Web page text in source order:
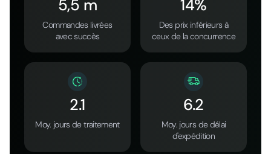
5,5 m
Commandes livrées
avec succès
14%
Des prix inférieurs à
ceux de la concurrence
2.1
Moy. jours de traitement
6.2
Moy. jours de délai
d'expédition